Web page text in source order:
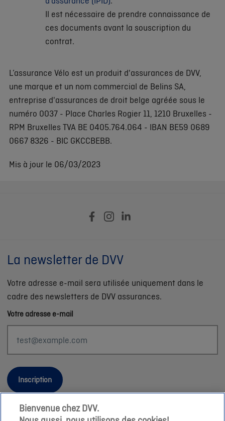
Il est nécessaire de prendre connaissance de
ces documents avant la souscription du
contrat.
L’assurance Vélo est un produit d'assurances de DVV,
une marque et un nom commercial de Belins SA,
entreprise d'assurances de droit belge agréée sous le
numéro 0037 - Place Charles Rogier 11, 1210 Bruxelles -
RPM Bruxelles TVA BE 0405.764.064 - IBAN BE59 0689
0667 8326 - BIC GKCCBEBB.
Mis à jour le 06/03/2023
La newsletter de DVV
Votre adresse e-mail sera utilisée uniquement dans le
cadre des newsletters de DVV assurances.
Votre adresse e-mail
Inscription
Bienvenue chez DVV.